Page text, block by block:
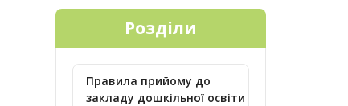
Розділи
Правила прийому до
закладу дошкільної освіти